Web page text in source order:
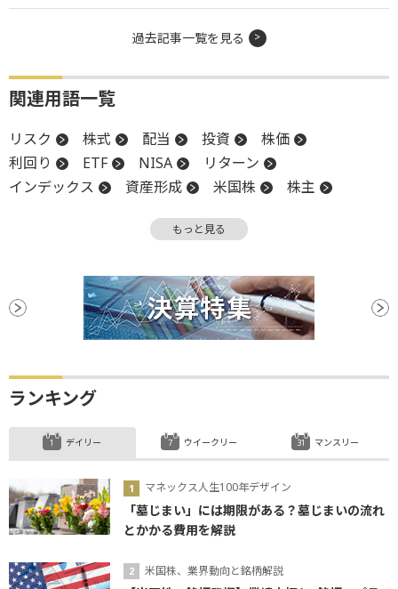
過去記事一覧を見る
関連用語一覧
リスク 株式 配当 投資
株価
利回り
ETF NISA
リターン
インデックス
資産形成 米国株
株主
インデックスファンド
S&P500
つみたて投資枠
投資信託
ファンド
もっと見る
ランキング
デイリー
マネックス人生100年デザイン
「墓じまい」には期限がある？墓じまいの流れ
とかかる費用を解説
米国株、業界動向と銘柄解説
ウイークリー マンスリー